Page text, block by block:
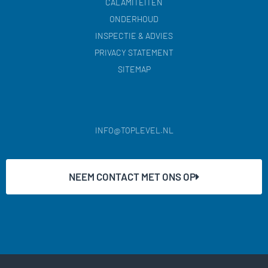
CALAMITEITEN
ONDERHOUD
INSPECTIE & ADVIES
PRIVACY STATEMENT
SITEMAP
INFO@TOPLEVEL.NL
NEEM CONTACT MET ONS OP